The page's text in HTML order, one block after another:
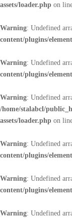
assets/loader.php on
Warning: Undefined
content/plugins/
Warning: Undefined
content/plugins/
Warning: Undefined
/home/stalabcl/
assets/loader.php on
Warning: Undefined
content/plugins/
Warning: Undefined
content/plugins/
Warning: Undefined